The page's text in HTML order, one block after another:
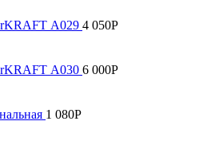
А029 4 050Р
А030 6 000Р
1 080Р